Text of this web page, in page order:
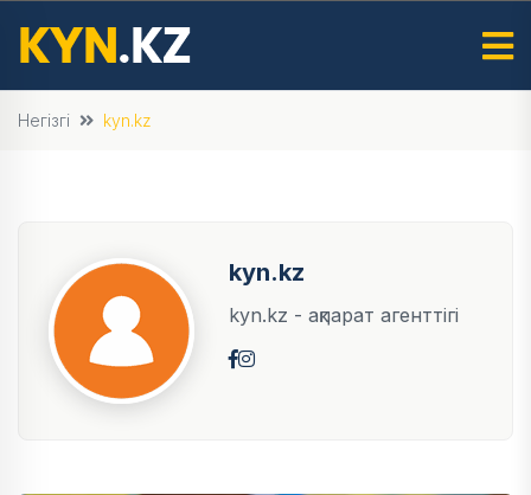
Негізгі kyn.kz
kyn.kz
kyn.kz - ақпарат агенттігі